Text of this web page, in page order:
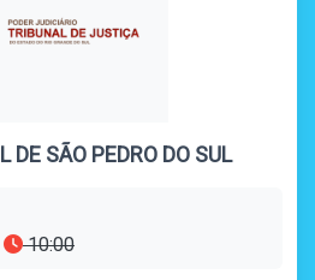
DE SÃO PEDRO DO SUL
10:00